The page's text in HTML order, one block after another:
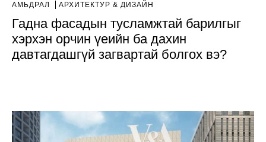
АМЬДРАЛ AРХИТЕКТУР & ДИЗАЙН
Гадна фасадын тусламжтай барилгыг
хэрхэн орчин үеийн ба дахин
давтагдашгүй загвартай болгох вэ?